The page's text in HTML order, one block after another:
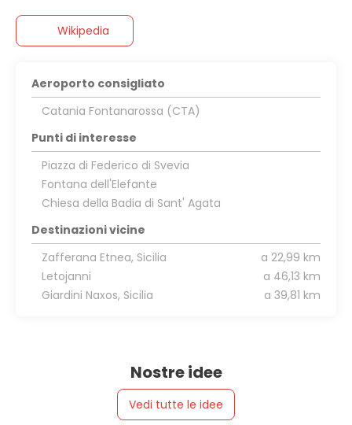
Wikipedia
Aeroporto consigliato
Catania Fontanarossa (CTA)
Punti di interesse
Piazza di Federico di Svevia
Fontana dell'Elefante
Chiesa della Badia di Sant' Agata
Destinazioni vicine
Zafferana Etnea, Sicilia
a 22,99 km
Letojanni
a 46,13 km
Giardini Naxos, Sicilia
a 39,81 km
Nostre idee
Vedi tutte le idee